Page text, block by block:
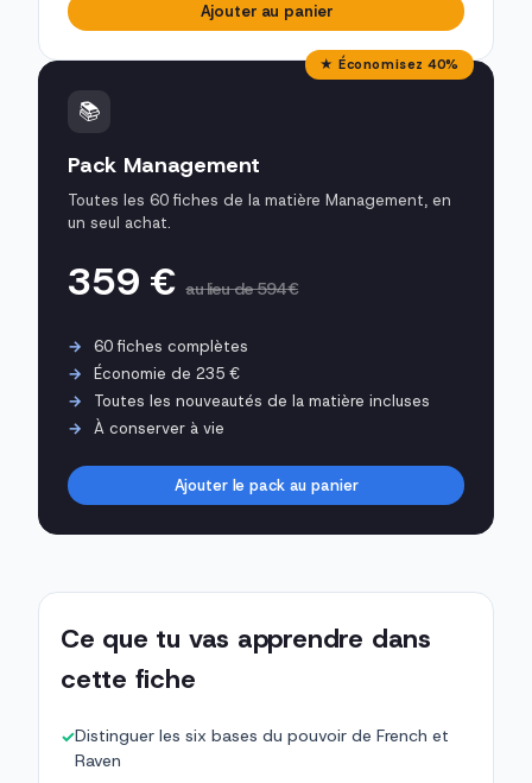
Ajouter au panier
★ Économisez 40%
📚
Pack Management
Toutes les 60 fiches de la matière Management, en
un seul achat.
359 €au lieu de 594 €
60 fiches complètes
Économie de 235 €
Toutes les nouveautés de la matière incluses
À conserver à vie
Ajouter le pack au panier
Ce que tu vas apprendre dans
cette fiche
✓Distinguer les six bases du pouvoir de French et
Raven